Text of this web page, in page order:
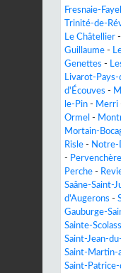
Fresnaie-Fayel
Trinité-de-
Le Châtellier -
Guillaume -
Genettes -
Livarot-Pays-
d'Écouves -
le-Pin - Merri
Ormel -
Mortain-
Risle - Notre-
-
Perche -
Saâne-Saint-
d'Augerons -
Gauburge-
Sainte-
Saint-Jean-
Saint-Martin-
Saint-